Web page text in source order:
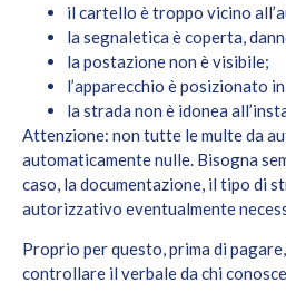
il cartello è troppo vicino
la segnaletica è coperta,
la postazione non è visibile;
l’apparecchio è posizionato
la strada non è idonea
Attenzione: non tutte le multe da
automaticamente nulle. Bisogna
caso, la documentazione, il tipo di
autorizzativo eventualmente
Proprio per questo, prima di
controllare il verbale da chi